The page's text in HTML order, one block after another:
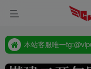
本站客服唯一
本站客服唯一